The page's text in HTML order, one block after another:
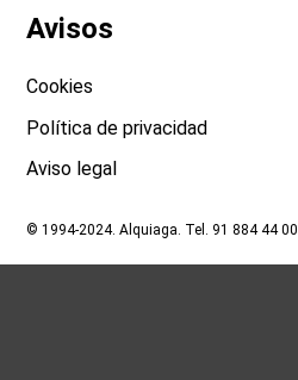
Avisos
Cookies
Política de privacidad
Aviso legal
© 1994-2024. Alquiaga. Tel. 91 884 44 00